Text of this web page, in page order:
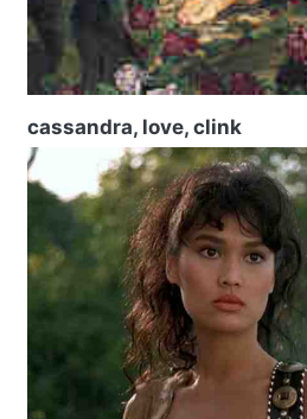
cassandra, love, clink